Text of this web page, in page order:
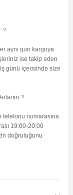
?
aynı gün kargoya
ise takip eden
günü içerisinde size
?
numarasına
19:00-20:00
doğruluğunu